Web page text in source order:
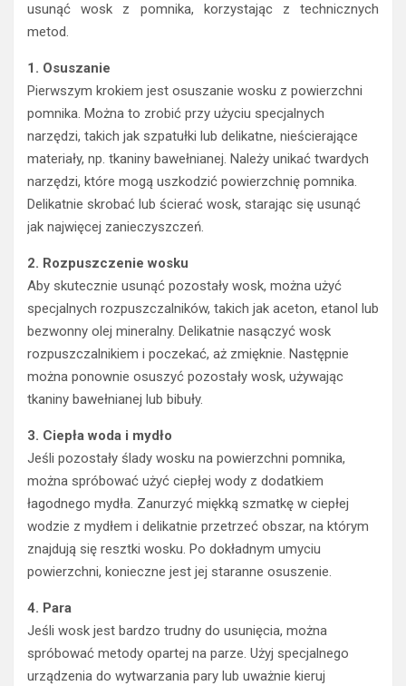
usunąć wosk z pomnika, korzystając z technicznych
metod.
1. Osuszanie
Pierwszym krokiem jest osuszanie wosku z powierzchni
pomnika. Można to zrobić przy użyciu specjalnych
narzędzi, takich jak szpatułki lub delikatne, nieścierające
materiały, np. tkaniny bawełnianej. Należy unikać twardych
narzędzi, które mogą uszkodzić powierzchnię pomnika.
Delikatnie skrobać lub ścierać wosk, starając się usunąć
jak najwięcej zanieczyszczeń.
2. Rozpuszczenie wosku
Aby skutecznie usunąć pozostały wosk, można użyć
specjalnych rozpuszczalników, takich jak aceton, etanol lub
bezwonny olej mineralny. Delikatnie nasączyć wosk
rozpuszczalnikiem i poczekać, aż zmięknie. Następnie
można ponownie osuszyć pozostały wosk, używając
tkaniny bawełnianej lub bibuły.
3. Ciepła woda i mydło
Jeśli pozostały ślady wosku na powierzchni pomnika,
można spróbować użyć ciepłej wody z dodatkiem
łagodnego mydła. Zanurzyć miękką szmatkę w ciepłej
wodzie z mydłem i delikatnie przetrzeć obszar, na którym
znajdują się resztki wosku. Po dokładnym umyciu
powierzchni, konieczne jest jej staranne osuszenie.
4. Para
Jeśli wosk jest bardzo trudny do usunięcia, można
spróbować metody opartej na parze. Użyj specjalnego
urządzenia do wytwarzania pary lub uważnie kieruj